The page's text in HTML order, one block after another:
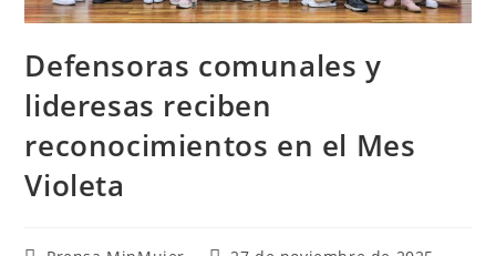
Defensoras comunales y
lideresas reciben
reconocimientos en el Mes
Violeta